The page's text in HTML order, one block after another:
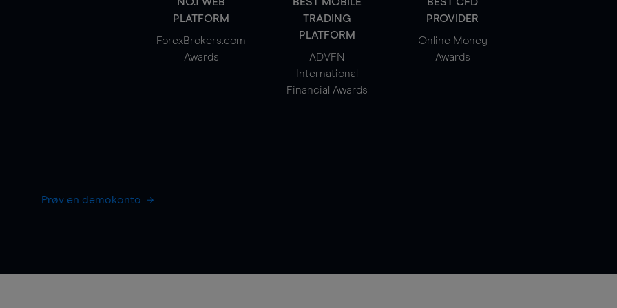
PLATFORM
ForexBrokers.com
Awards
TRADING
PLATFORM
ADVFN
International
Financial Awards
PROVIDER
Online Money
Awards
Prøv en demokonto